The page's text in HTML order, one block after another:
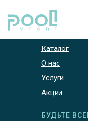
Каталог
О нас
Услуги
Акции
БУДЬТЕ